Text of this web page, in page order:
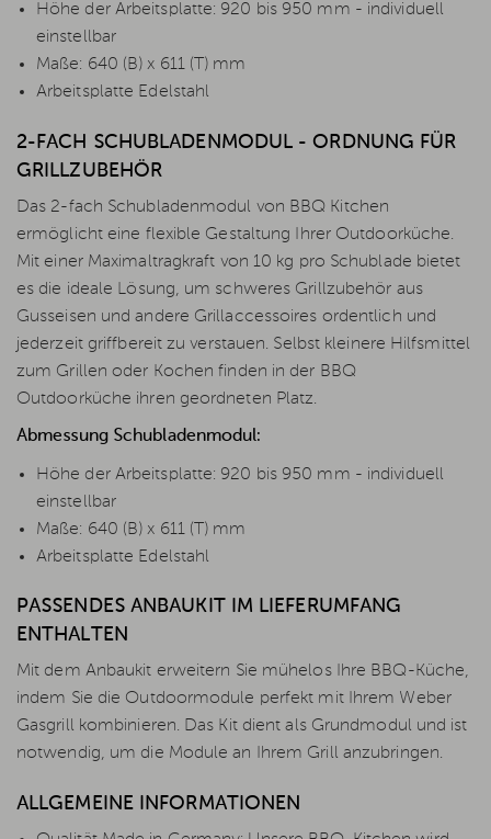
Höhe der Arbeitsplatte: 920 bis 950 mm - individuell
einstellbar
Maße: 640 (B) x 611 (T) mm
Arbeitsplatte Edelstahl
2-FACH SCHUBLADENMODUL - ORDNUNG FÜR
GRILLZUBEHÖR
Das 2-fach Schubladenmodul von BBQ Kitchen
ermöglicht eine flexible Gestaltung Ihrer Outdoorküche.
Mit einer Maximaltragkraft von 10 kg pro Schublade bietet
es die ideale Lösung, um schweres Grillzubehör aus
Gusseisen und andere Grillaccessoires ordentlich und
jederzeit griffbereit zu verstauen. Selbst kleinere Hilfsmittel
zum Grillen oder Kochen finden in der BBQ
Outdoorküche ihren geordneten Platz.
Abmessung Schubladenmodul:
Höhe der Arbeitsplatte: 920 bis 950 mm - individuell
einstellbar
Maße: 640 (B) x 611 (T) mm
Arbeitsplatte Edelstahl
PASSENDES ANBAUKIT IM LIEFERUMFANG
ENTHALTEN
Mit dem Anbaukit erweitern Sie mühelos Ihre BBQ-Küche,
indem Sie die Outdoormodule perfekt mit Ihrem Weber
Gasgrill kombinieren. Das Kit dient als Grundmodul und ist
notwendig, um die Module an Ihrem Grill anzubringen.
ALLGEMEINE INFORMATIONEN